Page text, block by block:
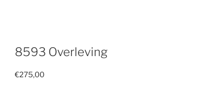
8593 Overleving
€275,00